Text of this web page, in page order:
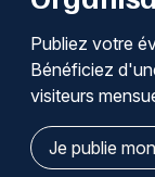
Publiez votre
Bénéficiez
visiteurs
Je publie